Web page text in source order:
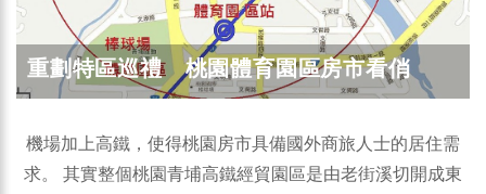
重劃特區巡禮 桃園體育園區房市看俏
機場加上高鐵，使得桃園房市具備國外商旅人士的居住需
求。 其實整個桃園青埔高鐵經貿園區是由老街溪切開成東